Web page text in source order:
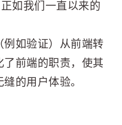
如我们一直以来的
例如验证）从前端转
前端的职责，使其
的用户体验。